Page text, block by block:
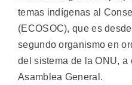
temas indígenas al
(ECOSOC), que es
segundo organismo en
del sistema de la ONU, a
Asamblea General.